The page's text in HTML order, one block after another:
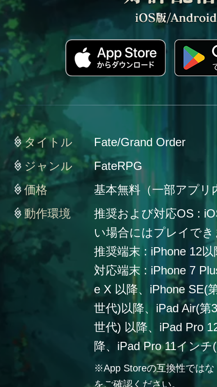
タイトル
Fate/Grand Order
ジャンル
FateRPG
価格
基本無料（一部アプリ
動作環境
推奨および対応OS :
い場合にはプレイで
推奨端末 : iPhone 12以
対応端末 : iPhone 7
e X 以降、iPhone SE(
世代)以降、iPad Air(第
世代) 以降、iPad Pro
降、iPad Pro 11インチ
※App Storeの互換性では
をご確認ください。